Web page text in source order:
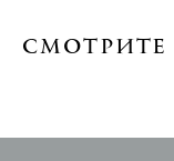
Смотрите